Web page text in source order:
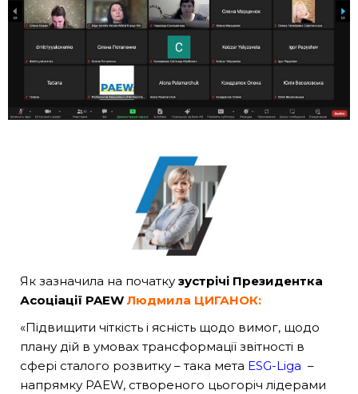
Як зазначила на початку зустрічі Президентка
Асоціації PAEW Людмила ЦИГАНОК:
«Підвищити чіткість і ясність щодо вимог, щодо
плану дій в умовах трансформації звітності в
сфері сталого розвитку – така мета ESG-Liga –
напрямку PAEW, створеного цьогоріч лідерами